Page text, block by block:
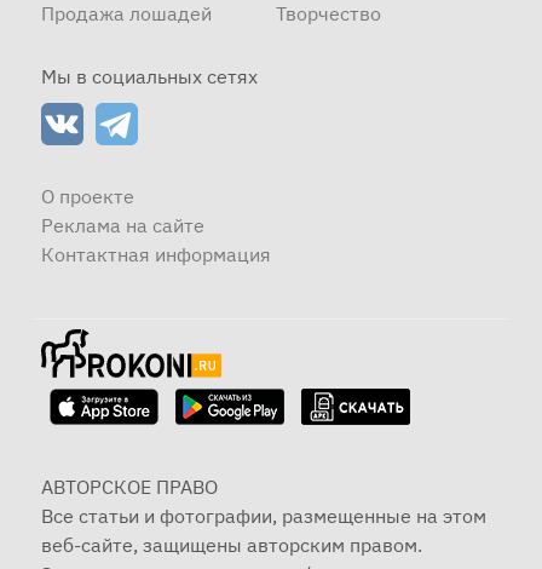
Продажа лошадей
Творчество
Мы в социальных сетях
О проекте
Реклама на сайте
Контактная информация
АВТОРСКОЕ ПРАВО
Все статьи и фотографии, размещенные на этом
веб-сайте, защищены авторским правом.